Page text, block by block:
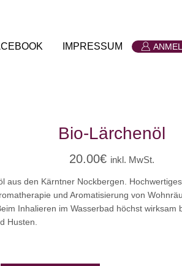
IMPRESSUM
Bio-Lärchenöl
20.00€ inkl. MwSt.
aus den Kärntner Nockbergen.
und Aromatisierung von
Inhalieren im Wasserbad höchst wirksam
Husten.